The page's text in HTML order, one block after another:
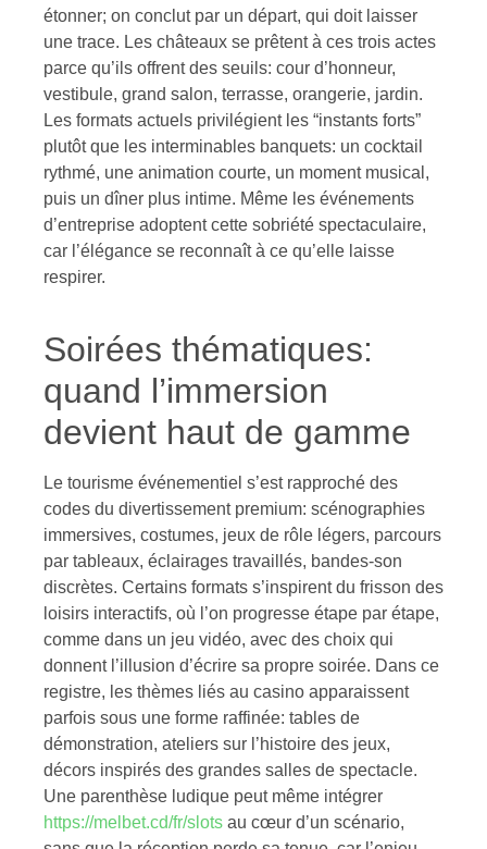
étonner; on conclut par un départ, qui doit laisser
une trace. Les châteaux se prêtent à ces trois actes
parce qu’ils offrent des seuils: cour d’honneur,
vestibule, grand salon, terrasse, orangerie, jardin.
Les formats actuels privilégient les “instants forts”
plutôt que les interminables banquets: un cocktail
rythmé, une animation courte, un moment musical,
puis un dîner plus intime. Même les événements
d’entreprise adoptent cette sobriété spectaculaire,
car l’élégance se reconnaît à ce qu’elle laisse
respirer.
Soirées thématiques:
quand l’immersion
devient haut de gamme
Le tourisme événementiel s’est rapproché des
codes du divertissement premium: scénographies
immersives, costumes, jeux de rôle légers, parcours
par tableaux, éclairages travaillés, bandes-son
discrètes. Certains formats s’inspirent du frisson des
loisirs interactifs, où l’on progresse étape par étape,
comme dans un jeu vidéo, avec des choix qui
donnent l’illusion d’écrire sa propre soirée. Dans ce
registre, les thèmes liés au casino apparaissent
parfois sous une forme raffinée: tables de
démonstration, ateliers sur l’histoire des jeux,
décors inspirés des grandes salles de spectacle.
Une parenthèse ludique peut même intégrer
https://melbet.cd/fr/slots au cœur d’un scénario,